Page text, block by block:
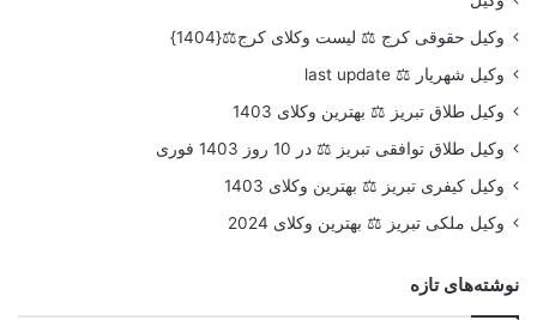
وکیل حقوقی کرج ⚖️ لیست وکلای کرج⚖️{1404}
وکیل شهریار ⚖️ last update
وکیل طلاق تبریز ⚖️ بهترین وکلای 1403
وکیل طلاق توافقی تبریز ⚖️ در 10 روز 1403 فوری
وکیل کیفری تبریز ⚖️ بهترین وکلای 1403
وکیل ملکی تبریز ⚖️ بهترین وکلای 2024
نوشته‌های تازه